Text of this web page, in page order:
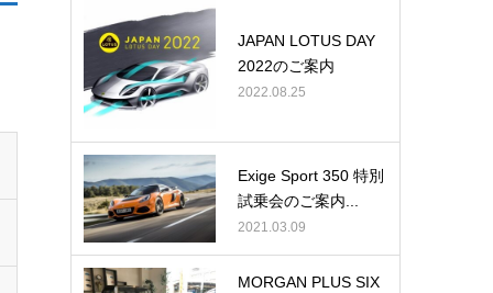
JAPAN LOTUS DAY
2022のご案内
2022.08.25
Exige Sport 350 特別
試乗会のご案内...
2021.03.09
MORGAN PLUS SIX